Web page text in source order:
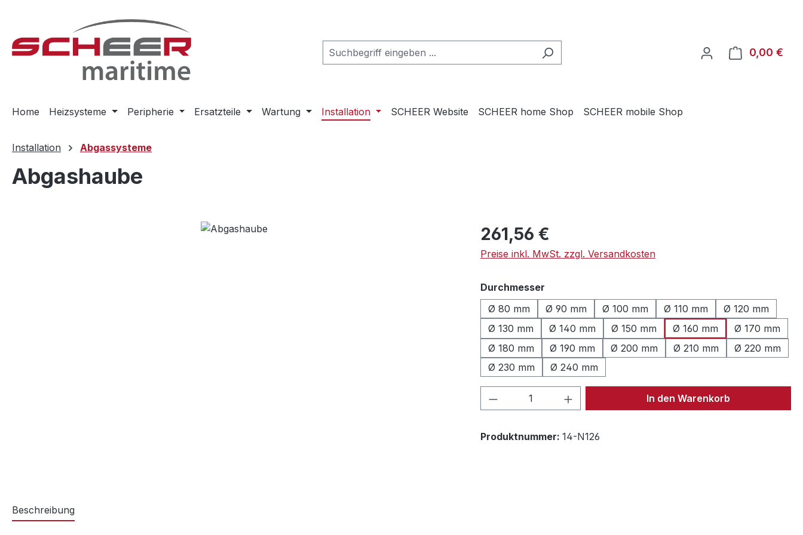
0,00 €
Home Heizsysteme Peripherie Ersatzteile Wartung Installation SCHEER Website SCHEER home Shop SCHEER mobile Shop
Installation Abgassysteme
Abgashaube
Regulärer Preis:
261,56 €
Preise inkl. MwSt. zzgl. Versandkosten
Durchmesser
Ø 80 mm
Ø 90 mm Ø 100 mm Ø 110 mm
Ø 120 mm
Ø 130 mm
Ø 140 mm Ø 150 mm Ø 160 mm
Ø 170 mm
Ø 180 mm
Ø 190 mm Ø 200 mm Ø 210 mm
Ø 220 mm
Ø 230 mm
Ø 240 mm
Produkt Anzahl: Gib den gewünschten Wert
In den Warenkorb
Produktnummer: 14-N126
Beschreibung